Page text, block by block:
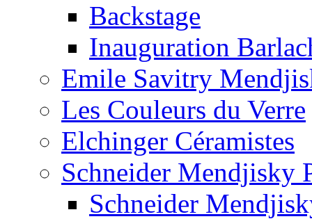
Backstage
Inauguration
Emile Savitry
Les Couleurs du Verre
Elchinger Céramistes
Schneider Mendjisky
Schneider